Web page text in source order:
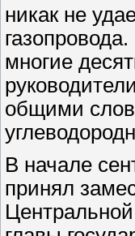
никак не
многие
общими
В начале
принял